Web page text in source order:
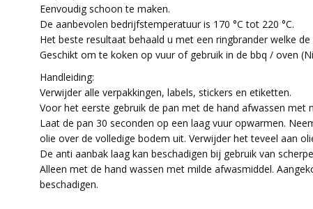
Eenvoudig schoon te maken.
De aanbevolen bedrijfstemperatuur is 170 °C tot 220 °C.
Het beste resultaat behaald u met een ringbrander welke
Geschikt om te koken op vuur of gebruik in de bbq / oven
Handleiding:
Verwijder alle verpakkingen, labels, stickers en etiketten.
Voor het eerste gebruik de pan met de hand afwassen met
Laat de pan 30 seconden op een laag vuur opwarmen.
olie over de volledige bodem uit. Verwijder het teveel aan
De anti aanbak laag kan beschadigen bij gebruik van
Alleen met de hand wassen met milde afwasmiddel.
beschadigen.